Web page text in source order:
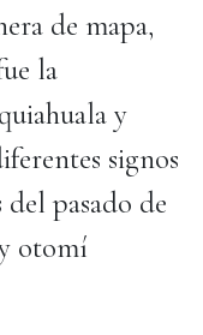
de mapa,
la
y
signos
pasado de
otomí